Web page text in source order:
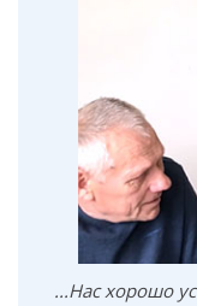
...Нас хорошо